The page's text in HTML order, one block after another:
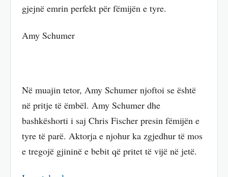
gjejnë emrin perfekt për fëmijën e tyre.
Amy Schumer
Në muajin tetor, Amy Schumer njoftoi se është
në pritje të ëmbël. Amy Schumer dhe
bashkëshorti i saj Chris Fischer presin fëmijën e
tyre të parë. Aktorja e njohur ka zgjedhur të mos
e tregojë gjininë e bebit që pritet të vijë në jetë.